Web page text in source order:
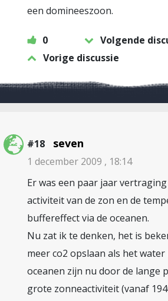
een domineeszoon.
0
Volgende
Vorige discussie
#18 seven
1 december 2009 , 18:14
Er was een paar jaar
activiteit van de zon en de
buffereffect via de oceanen.
Nu zat ik te denken, het is
meer co2 opslaan als het water
oceanen zijn nu door de lange
grote zonneactiviteit (vanaf